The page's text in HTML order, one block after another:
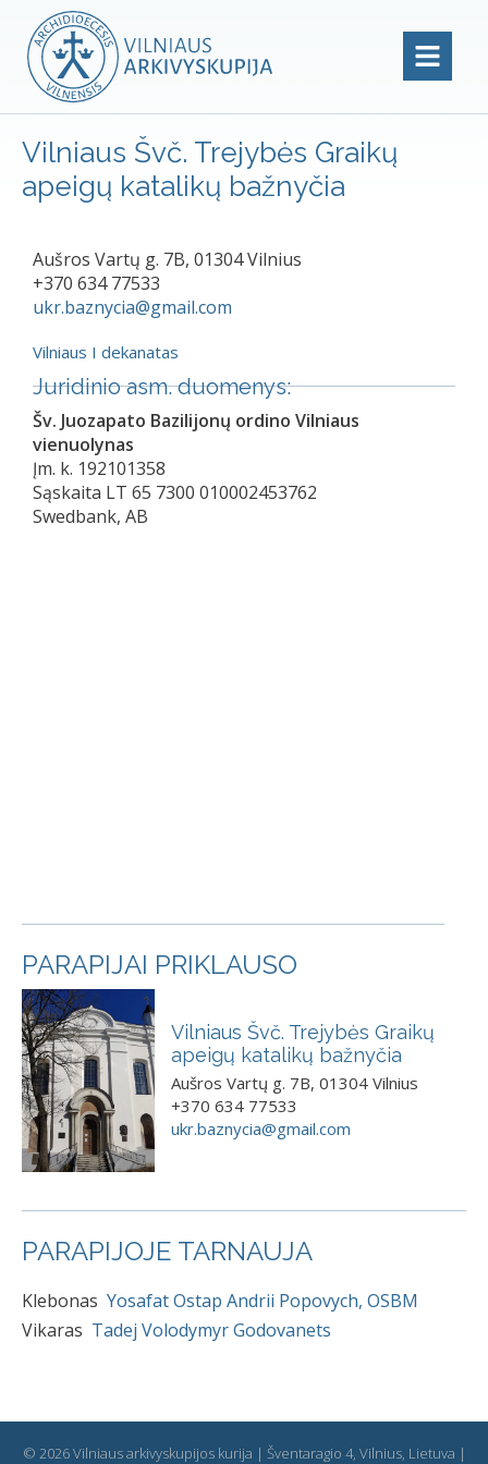
Vilniaus Švč. Trejybės Graikų
apeigų katalikų bažnyčia
Aušros Vartų g. 7B, 01304 Vilnius
+370 634 77533
ukr.baznycia@gmail.com
Vilniaus I dekanatas
Juridinio asm. duomenys:
Šv. Juozapato Bazilijonų ordino Vilniaus
vienuolynas
Įm. k. 192101358
Sąskaita LT 65 7300 010002453762
Swedbank, AB
PARAPIJAI PRIKLAUSO
Vilniaus Švč. Trejybės Graikų
apeigų katalikų bažnyčia
Aušros Vartų g. 7B, 01304 Vilnius
+370 634 77533
ukr.baznycia@gmail.com
PARAPIJOJE TARNAUJA
Klebonas Yosafat Ostap Andrii Popovych, OSBM
Vikaras Tadej Volodymyr Godovanets
© 2026 Vilniaus arkivyskupijos kurija | Šventaragio 4, Vilnius, Lietuva |